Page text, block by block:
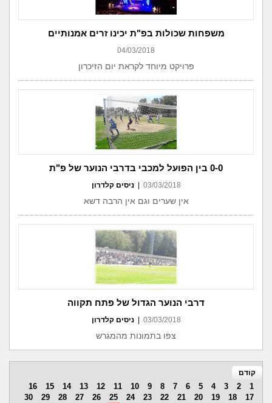
משפחות שכולות בפ"ת יכינו זרים אמנותיים
04/03/2018
פרויקט מיוחד לקראת יום הזיכרון
0-0 בין הפועל למכבי בדרבי הנוער של פ"ת
03/03/2018 ניסים קלדרון
אין שערים וגם אין הרבה דשא
דרבי הנוער הגדול של פתח תקווה
03/03/2018 ניסים קלדרון
צפו בתמונות מהמגרש
קודם
1
2
3
4
5
6
7
8
9
10
11
12
13
14
15
16
17
18
19
20
21
22
23
24
25
26
27
28
29
30